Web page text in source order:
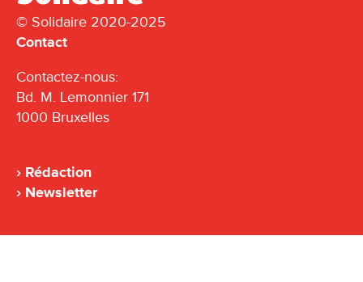
© Solidaire 2020-2025
Contact
Contactez-nous:
Bd. M. Lemonnier 171
1000 Bruxelles
Rédaction
Newsletter